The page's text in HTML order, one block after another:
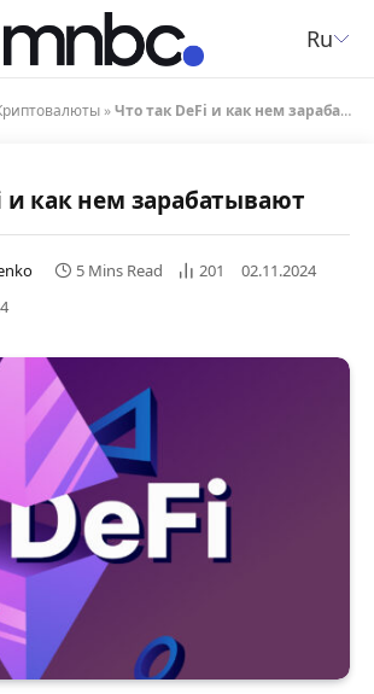
Ru
»Что так DeFi и как нем зарабатывают
и как нем зарабатывают
5 Mins Read 201
02.11.2024